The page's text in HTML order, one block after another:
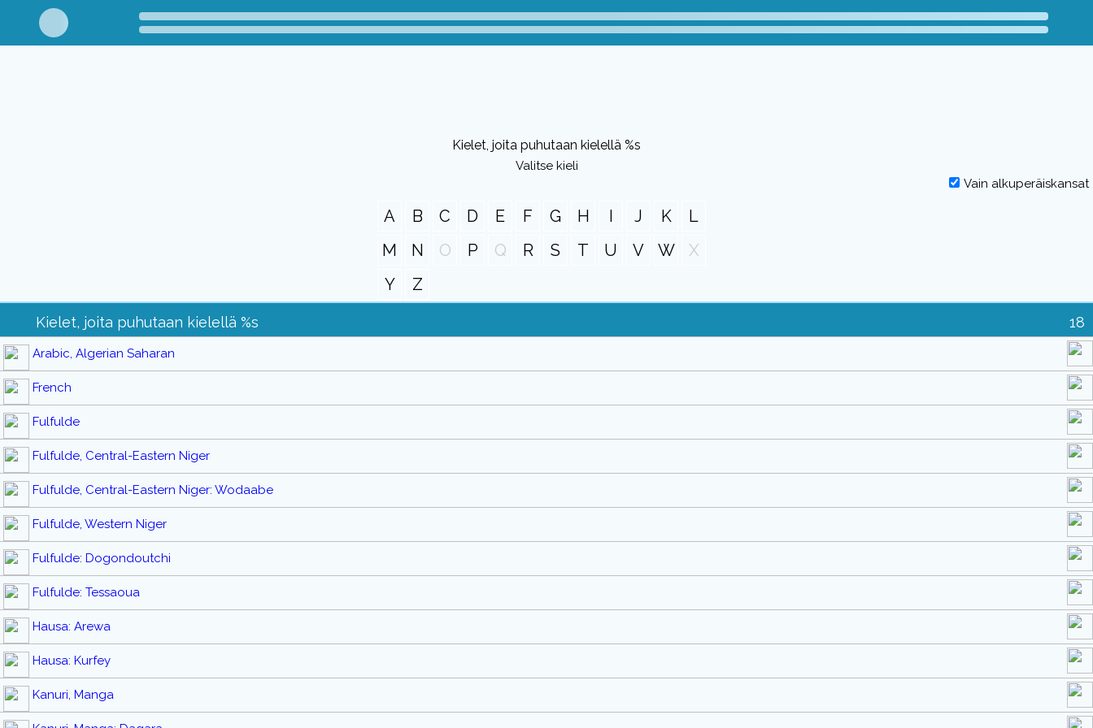
Kielet, joita puhutaan kielellä %s
Valitse kieli
Vain alkuperäiskansat
A B C D E F G H I J K
L
M
N O P Q R S T U V W
X
Y
Z
Kielet, joita puhutaan kielellä %s 18
Arabic, Algerian Saharan
French
Fulfulde
Fulfulde, Central-Eastern Niger
Fulfulde, Central-Eastern Niger: Wodaabe
Fulfulde, Western Niger
Fulfulde: Dogondoutchi
Fulfulde: Tessaoua
Hausa: Arewa
Hausa: Kurfey
Kanuri, Manga